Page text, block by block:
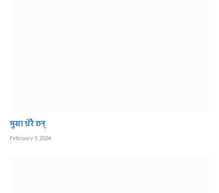
मुसा धेरै छन्
February 5, 2024